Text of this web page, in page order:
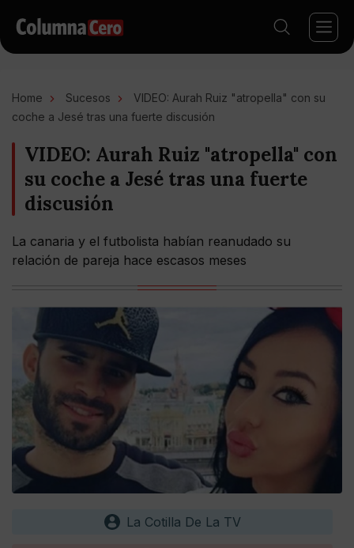
Home Sucesos
VIDEO: Aurah Ruiz "atropella" con su
coche a Jesé tras una fuerte discusión
VIDEO: Aurah Ruiz "atropella" con
su coche a Jesé tras una fuerte
discusión
La canaria y el futbolista habían reanudado su
relación de pareja hace escasos meses
La Cotilla De La TV